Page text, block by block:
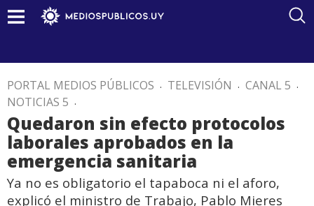
PORTAL MEDIOS PÚBLICOS . TELEVISIÓN . CANAL 5 .
NOTICIAS 5 .
Quedaron sin efecto protocolos
laborales aprobados en la
emergencia sanitaria
Ya no es obligatorio el tapaboca ni el aforo,
explicó el ministro de Trabajo, Pablo Mieres